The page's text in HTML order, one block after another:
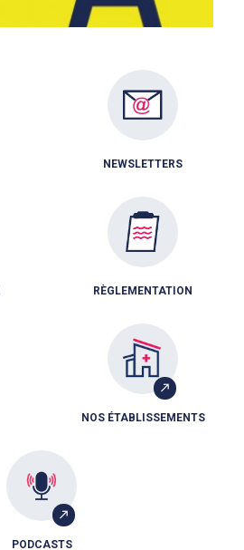
NEWSLETTERS
RÈGLEMENTATION
NOS ÉTABLISSEMENTS
PODCASTS